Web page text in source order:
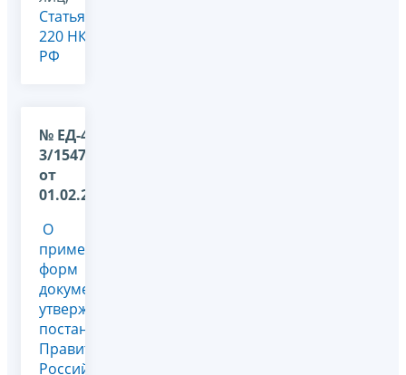
Статья
220 НК
РФ
№ ЕД-4-
3/1547@
от
01.02.2012
О
применении
форм
документов,
утвержденных
постановлением
Правительства
Российской